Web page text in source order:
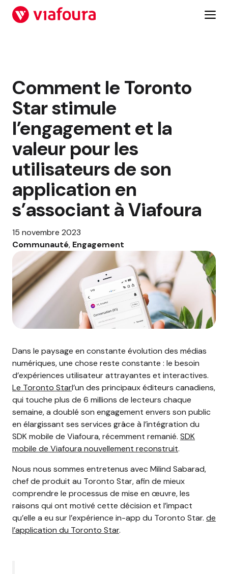
Aller
Comment le Toronto
Star stimule
l’engagement et la
valeur pour les
utilisateurs de son
application en
s’associant à Viafoura
15 novembre 2023
Communauté, Engagement
Dans le paysage en constante évolution des médias
numériques, une chose reste constante : le besoin
d’expériences utilisateur attrayantes et interactives.
Le Toronto Starl’un des principaux éditeurs canadiens,
qui touche plus de 6 millions de lecteurs chaque
semaine, a doublé son engagement envers son public
en élargissant ses services grâce à l’intégration du
SDK mobile de Viafoura, récemment remanié. SDK
mobile de Viafoura nouvellement reconstruit.
Nous nous sommes entretenus avec Milind Sabarad,
chef de produit au Toronto Star, afin de mieux
comprendre le processus de mise en œuvre, les
raisons qui ont motivé cette décision et l’impact
qu’elle a eu sur l’expérience in-app du Toronto Star. de
l’application du Toronto Star.